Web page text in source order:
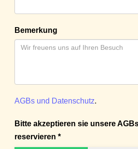
Bemerkung
AGBs und Datenschutz.
Bitte akzeptieren sie unsere
reservieren *